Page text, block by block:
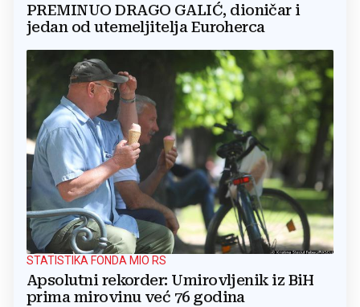
PREMINUO DRAGO GALIĆ, dioničar i
jedan od utemeljitelja Euroherca
STATISTIKA FONDA MIO RS
Apsolutni rekorder: Umirovljenik iz BiH
prima mirovinu već 76 godina